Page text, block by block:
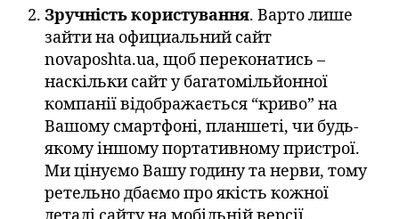
Зручність користування. Варто лише
зайти на официальний сайт
novaposhta.ua, щоб переконатись –
наскільки сайт у багатомільйонної
компанії відображається “криво” на
Вашому смартфоні, планшеті, чи будь-
якому іншому портативному пристрої.
Ми цінуємо Вашу годину та нерви, тому
ретельно дбаємо про якість кожної